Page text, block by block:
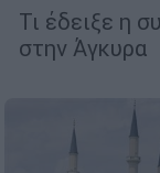
Τι έδειξε η
στην Άγκυρα